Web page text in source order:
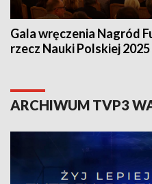
Gala wręczenia Nagród
rzecz Nauki Polskiej 2025
ARCHIWUM TVP3